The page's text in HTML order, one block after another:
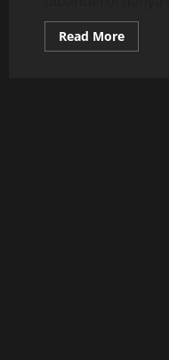
Read MoreRead
more